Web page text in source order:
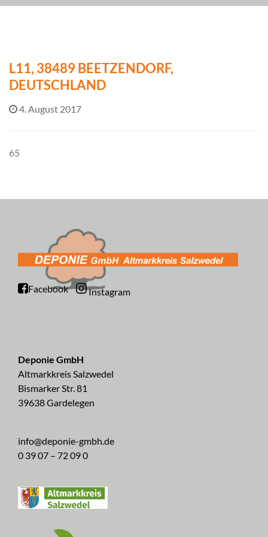
L11, 38489 BEETZENDORF,
DEUTSCHLAND
4. August 2017
65
Facebook Instagram
Deponie GmbH
Altmarkkreis Salzwedel
Bismarker Str. 81
39638 Gardelegen
info@deponie-gmbh.de
0 39 07 – 72 09 0